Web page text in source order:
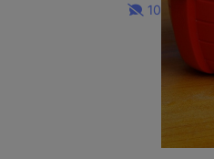
10